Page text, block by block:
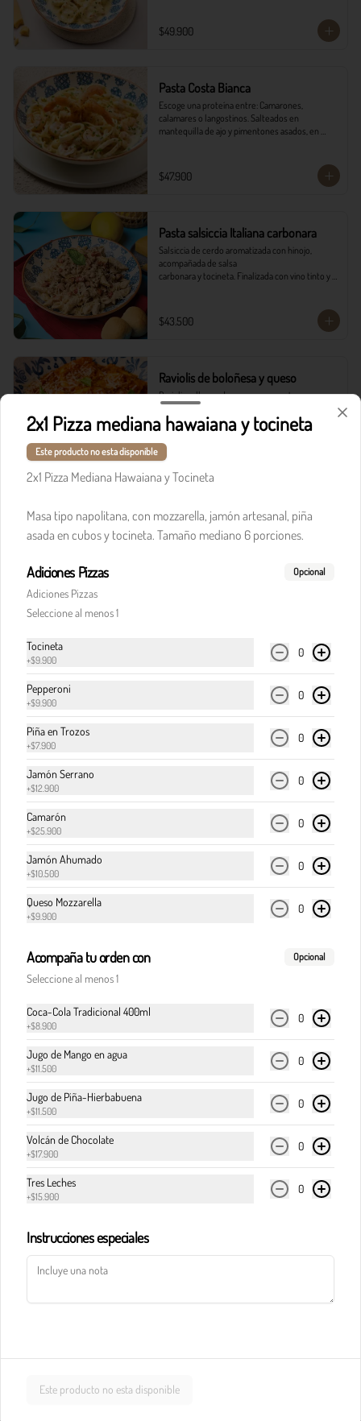
$49.900
Pasta Costa Bianca
Escoge una proteína entre: Camarones,
calamares o langostinos. Salteados en
mantequilla de ajo y pimentones asados, en
$47.900
Pasta salsiccia Italiana carbonara
Salsiccia de cerdo aromatizada con hinojo,
acompañada de salsa
carbonara y tocineta. Finalizada con vino tinto y
$43.500
Raviolis de boloñesa y queso
Raviolis rellenos de queso, en nuestra
tradicional salsa boloñesa. Acompañado de
pancitos Il Forno.
Raviolis carbonara queso y salsiccia
Italiana
Salsa blanca con queso parmesano fundido.
$32.900
Carne de res en cocción lenta, en clásica salsa de
pomodoro, cebolla y finas hierbas italianas.
Pasta calderete castello pollo
Pasta calderete pollo al pesto
2x1 Pizza mediana hawaiana y tocineta
Este producto no esta disponible
2x1 Pizza Mediana Hawaiana y Tocineta
Masa tipo napolitana, con mozzarella, jamón artesanal, piña
asada en cubos y tocineta. Tamaño mediano 6 porciones.
Adiciones Pizzas Opcional
Adiciones Pizzas
Seleccione al menos 1
Tocineta
+$9.900
0
Pepperoni
+$9.900
0
Piña en Trozos
+$7.900
0
Jamón Serrano
+$12.900
0
Camarón
+$25.900
0
Jamón Ahumado
+$10.500
0
Queso Mozzarella
+$9.900
0
Acompaña tu orden con Opcional
Seleccione al menos 1
Coca-Cola Tradicional 400ml
+$8.900
0
Jugo de Mango en agua
+$11.500
0
Jugo de Piña-Hierbabuena
+$11.500
0
Volcán de Chocolate
+$17.900
0
Tres Leches
+$15.900
0
Instrucciones especiales
Este producto no esta disponible